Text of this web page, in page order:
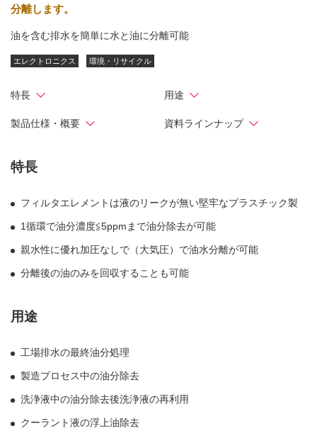
分離します。
油を含む排水を簡単に水と油に分離可能
エレクトロニクス 環境・リサイクル
特長 用途
製品仕様・概要 資料ラインナップ
特長
フィルタエレメントは液のリークが無い堅牢なプラスチック製
1循環で油分濃度≦5ppmまで油分除去が可能
親水性に優れ加圧なしで（大気圧）で油水分離が可能
分離後の油のみを回収することも可能
用途
工場排水の最終油分処理
製造プロセス中の油分除去
洗浄液中の油分除去後洗浄液の再利用
クーラント液の浮上油除去